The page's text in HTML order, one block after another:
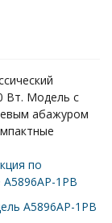
Вт. Модель с
абажуром
по
A5896AP-1PB
A5896AP-1PB